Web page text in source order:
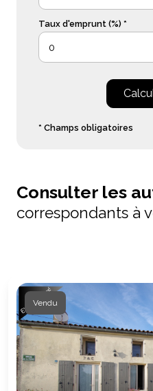
Taux d'emprunt (%) *
* Champs obligatoires
Consulter les
correspondants à
Vendu